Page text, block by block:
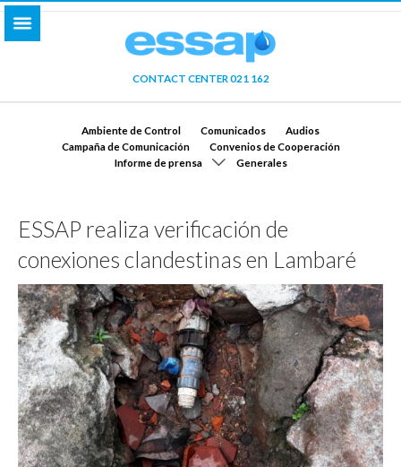
CONTACT CENTER 021 162
Ambiente de Control Comunicados
Audios
Campaña de Comunicación
Convenios de Cooperación
Informe de prensa
Generales
ESSAP realiza verificación de
conexiones clandestinas en Lambaré